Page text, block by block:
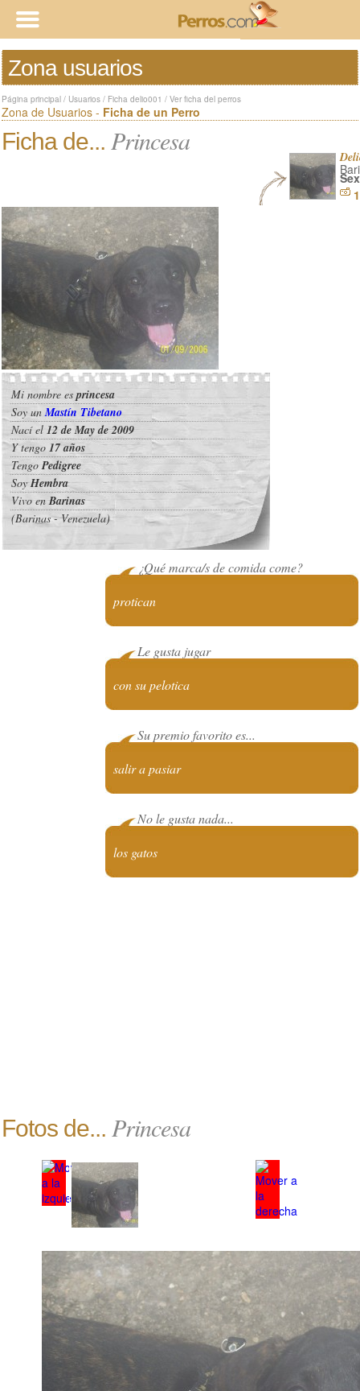
Zona usuarios
Página principal / Usuarios / Ficha delio001 / Ver ficha del perros
Zona de Usuarios - Ficha de un Perro
Ficha de... Princesa
Mi nombre esprincesa
Soy unMastín Tibetano
Nací el 12 de May de 2009
Y tengo 17 años
TengoPedigree
SoyHembra
Vivo enBarinas
(Barinas - Venezuela)
¿Qué marca/s de comida come?
protican
Le gusta jugar
con su pelotica
Su premio favorito es...
salir a pasiar
No le gusta nada...
los gatos
Fotos de... Princesa